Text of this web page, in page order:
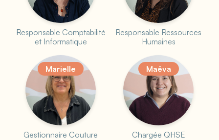
Responsable Comptabilité
et Informatique
Responsable Ressources
Humaines
Marielle
Gestionnaire Couture
Maëva
Chargée QHSE